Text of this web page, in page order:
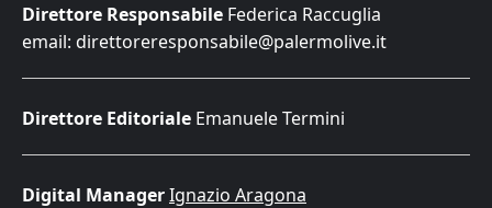
Direttore Responsabile Federica Raccuglia
email: direttoreresponsabile@palermolive.it
Direttore Editoriale Emanuele Termini
Digital ManagerIgnazio Aragona